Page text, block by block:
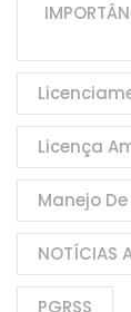
Licença
Manejo
NOTÍCIAS